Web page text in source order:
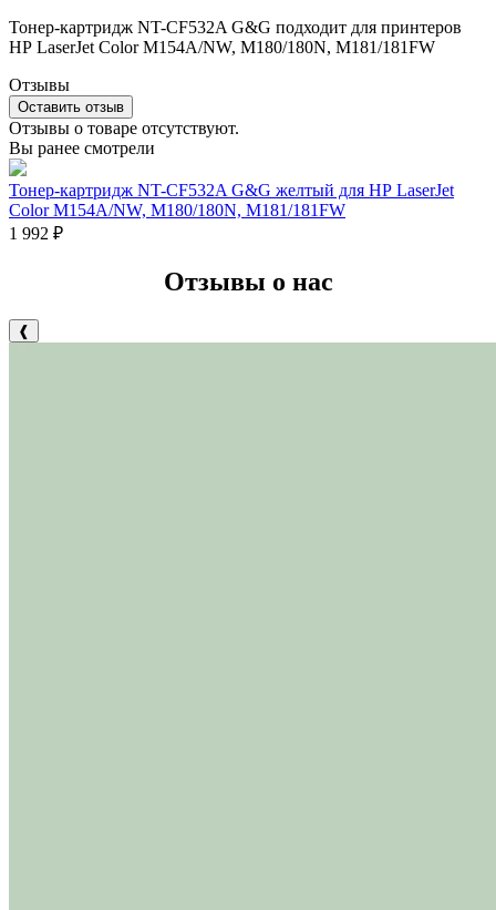
Тонер-картридж NT-CF532A G&G подходит для принтеров
НР LaserJet Color M154A/NW, M180/180N, M181/181FW
Отзывы
Оставить отзыв
Отзывы о товаре отсутствуют.
Вы ранее смотрели
Тонер-картридж NT-CF532A G&G желтый для НР LaserJet
Color M154A/NW, M180/180N, M181/181FW
1 992 ₽
Отзывы о нас
❰